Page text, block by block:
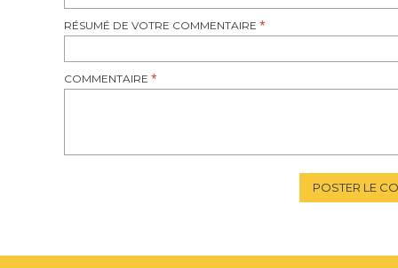
RÉSUMÉ DE VOTRE COMMENTAIRE
COMMENTAIRE
POSTER LE